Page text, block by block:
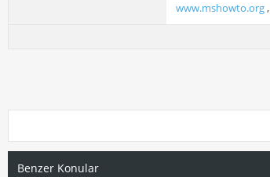
www.mshowto.org
Benzer Konular